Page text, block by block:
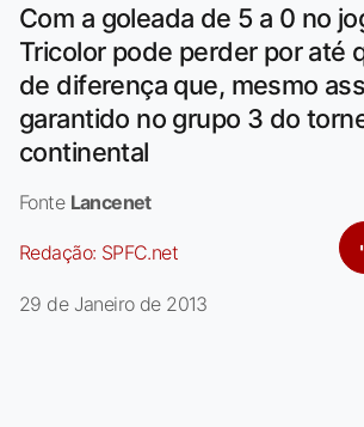
Com a goleada de 5 a 0 no
Tricolor pode perder por até
de diferença que, mesmo
garantido no grupo 3 do
continental
Fonte Lancenet
Redação: SPFC.net
29 de Janeiro de 2013